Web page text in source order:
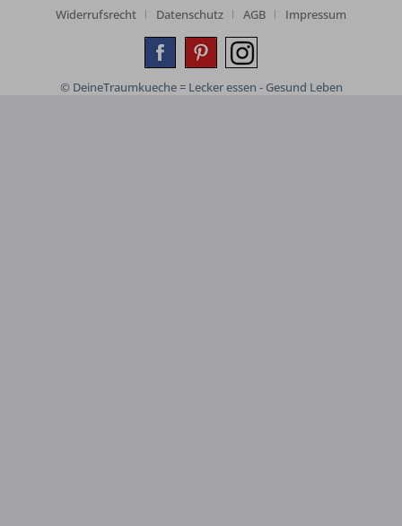
Widerrufsrecht
Datenschutz AGB Impressum
© DeineTraumkueche = Lecker essen - Gesund Leben